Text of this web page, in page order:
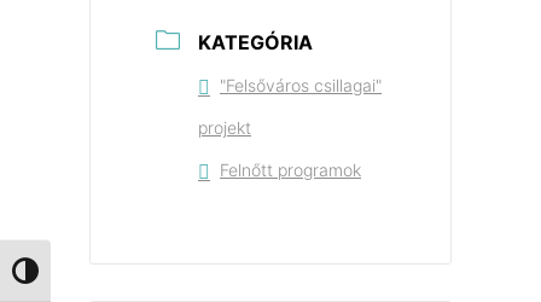
Nagy kontraszt váltása
KATEGÓRIA
"Felsőváros csillagai"
projekt
Felnőtt programok